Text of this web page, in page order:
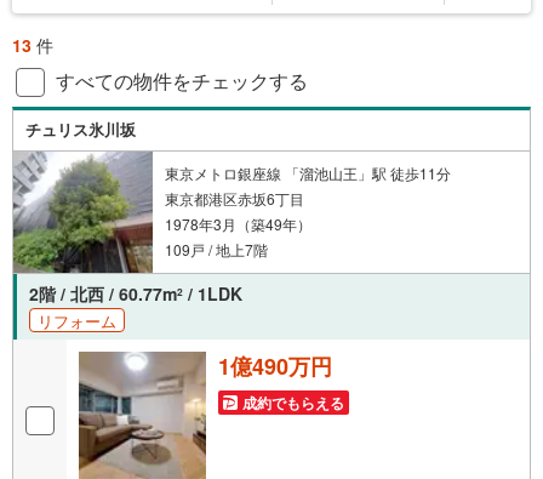
13 件
すべての物件をチェックする
チュリス氷川坂
東京メトロ銀座線 「溜池山王」駅 徒歩11分
東京都港区赤坂6丁目
1978年3月（築49年）
109戸 / 地上7階
2階 / 北西 / 60.77m2 / 1LDK
リフォーム
1億490万円
成約でもらえる